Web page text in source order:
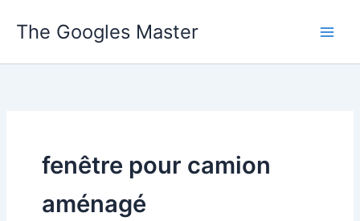
The Googles Master
fenêtre pour camion
aménagé